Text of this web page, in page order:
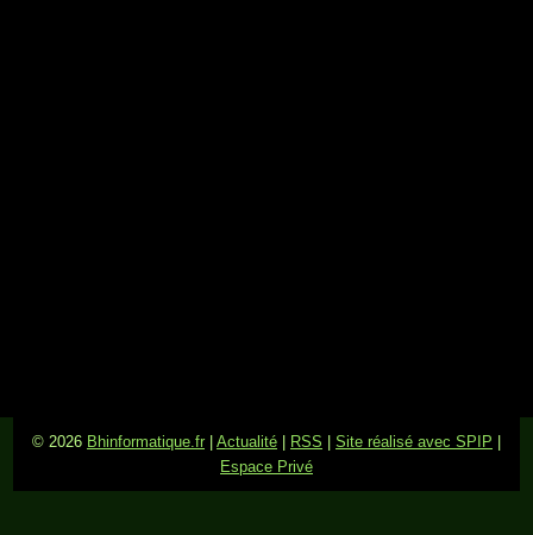
© 2026 Bhinformatique.fr | Actualité | RSS | Site réalisé avec SPIP |
Espace Privé